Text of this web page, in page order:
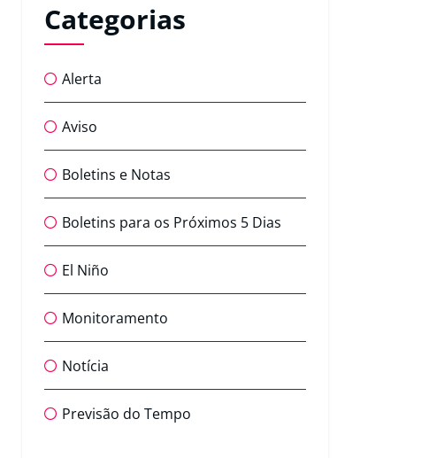
Categorias
Alerta
Aviso
Boletins e Notas
Boletins para os Próximos 5 Dias
El Niño
Monitoramento
Notícia
Previsão do Tempo